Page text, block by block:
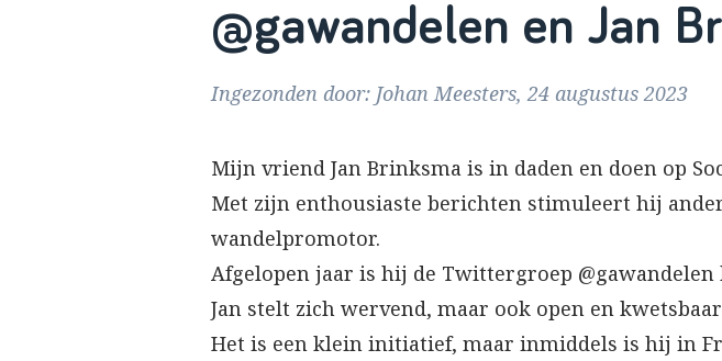
@gawandelen en Jan
Ingezonden door: Johan Meesters, 24 augustus 2023
Mijn vriend Jan Brinksma is in daden en doen op
Met zijn enthousiaste berichten stimuleert hij
wandelpromotor.
Afgelopen jaar is hij de Twittergroep
Jan stelt zich wervend, maar ook open en
Het is een klein initiatief, maar inmiddels is hij in